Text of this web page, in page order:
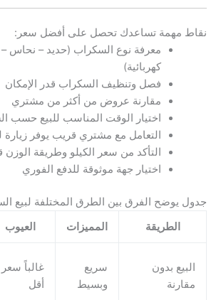
نقاط مهمة تساعدك تحصل على أفضل سعر:
معرفة نوع السكراب (حديد – نحاس –
كهربائية)
فصل وتنظيف السكراب قدر الإمكان
مقارنة عروض من أكثر من مشتري
اختيار الوقت المناسب للبيع حسب
التعامل مع مشتري قريب يوفر زيارة
التأكد من سعر الكيلو وطريقة الوزن
اختيار جهة موثوقة للدفع الفوري
جدول يوضح الفرق بين الطرق المختلفة لبيع
الطريقة
المميزات العيوب
البيع بدون
مقارنة
سريع
وبسيط
غالباً سعر
أقل